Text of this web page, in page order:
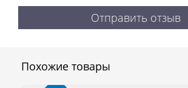
Отправить отзыв
Похожие товары